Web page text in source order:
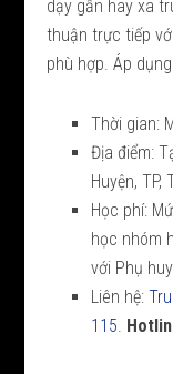
dạy gần hay xa
thuận trực tiếp
phù hợp. Áp
Thời gian:
Địa điểm:
Huyện, TP,
Học phí:
học nhóm
với Phụ
Liên hệ:
115.